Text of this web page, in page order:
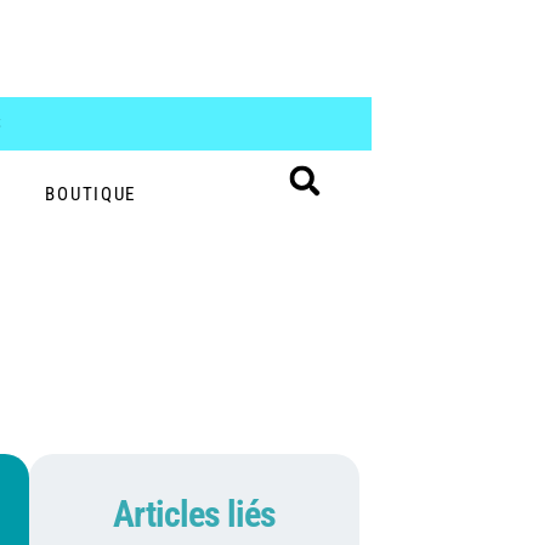
BOUTIQUE
Articles liés